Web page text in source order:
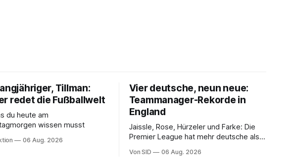
Tillman:
redet die Fußballwelt
du heute am
wissen musst
06 Aug. 2026
Vier deutsche, neun neue:
Teammanager-Rekorde in
England
Jaissle, Rose, Hürzeler und Farke: Die
Premier League hat mehr deutsche als
Von SID 06 Aug. 2026